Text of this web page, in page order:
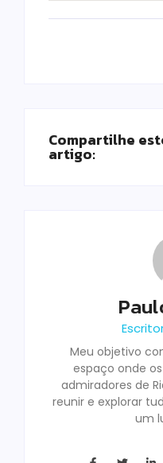
Compartilhe
artigo:
Meu objetivo
espaço onde
admiradores de
reunir e explorar
um